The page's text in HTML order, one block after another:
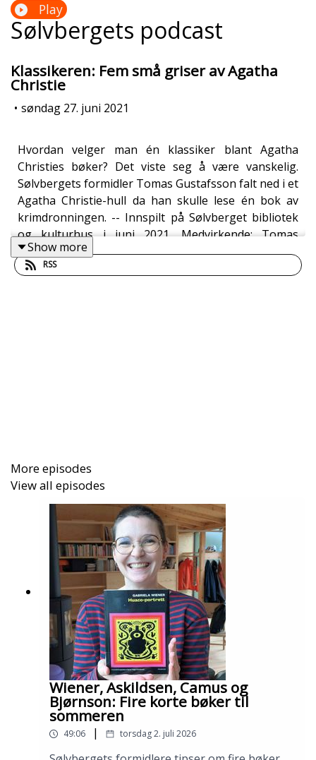
Play
Sølvbergets podcast
Klassikeren: Fem små griser av Agatha
Christie
• søndag 27. juni 2021
Hvordan velger man én klassiker blant Agatha
Christies bøker? Det viste seg å være vanskelig.
Sølvbergets formidler Tomas Gustafsson falt ned i et
Agatha Christie-hull da han skulle lese én bok av
krimdronningen. -- Innspilt på Sølvberget bibliotek
og kulturhus i juni 2021. Medvirkende: Tomas
Gustafsson og Ådnøy
Show more
RSS
More episodes
View all episodes
Wiener, Askildsen, Camus og
Bjørnson: Fire korte bøker til
sommeren
49:06 | torsdag 2. juli 2026